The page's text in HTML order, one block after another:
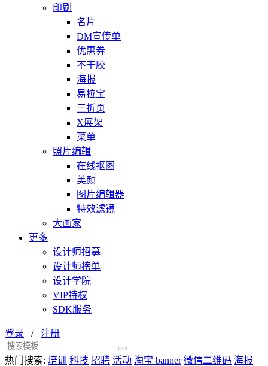
印刷
名片
DM宣传单
优惠券
不干胶
海报
易拉宝
三折页
X展架
菜单
照片编辑
在线抠图
美颜
图片编辑器
特效滤镜
大画家
更多
设计师招募
设计师榜单
设计学院
VIP特权
SDK服务
登录 / 注册
热门搜索: 培训 科技 招聘 活动 淘宝 banner 微信二维码 海报